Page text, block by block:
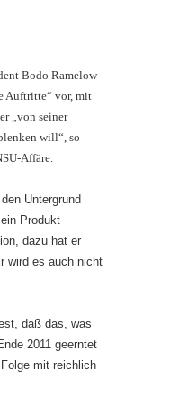
Bodo Ramelow
Auftritte“ vor, mit
„von seiner
will“, so
Affäre.
Untergrund
Produkt
dazu hat er
wird es auch nicht
daß das, was
2011 geerntet
mit reichlich